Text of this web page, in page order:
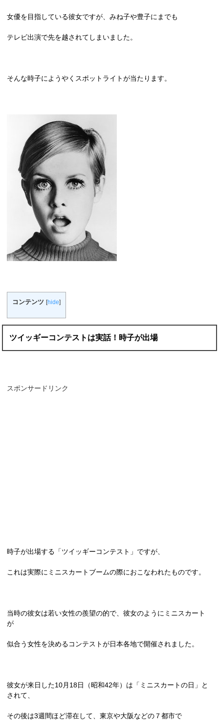
女優を目指している彼女ですが、みね子や豊子にまでも
テレビ出演で先を越されてしまいました。
そんな時子にようやくスポットライトが当たります。
コンテンツ [hide]
ツイッギーコンテストは実話！時子が出場
スポンサードリンク
時子が出場する「ツイッギーコンテスト」ですが、
これは実際にミニスカートブームの際におこなわれたものです。
当時の彼女は若い女性の羨望の的で、彼女のようにミニスカート
が
似合う女性を決めるコンテストが日本各地で開催されました。
彼女が来日した10月 18日（昭和42年）は「ミニスカートの日」と
されて、
その後は3週間ほど滞在して、東京や大阪などの７都市で